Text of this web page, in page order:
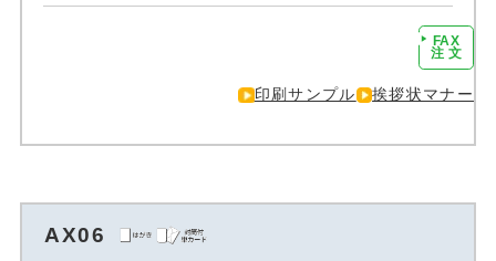
FAX
注 文
印刷サンプル 挨拶状マナー
AX06